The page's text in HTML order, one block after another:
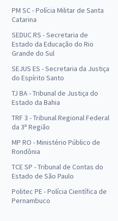
PM SC - Polícia Militar de Santa
Catarina
SEDUC RS - Secretaria de
Estado da Educação do Rio
Grande do Sul
SEJUS ES - Secretaria da Justiça
do Espírito Santo
TJ BA - Tribunal de Justiça do
Estado da Bahia
TRF 3 - Tribunal Regional Federal
da 3ª Região
MP RO - Ministério Público de
Rondônia
TCE SP - Tribunal de Contas do
Estado de São Paulo
Politec PE - Polícia Científica de
Pernambuco